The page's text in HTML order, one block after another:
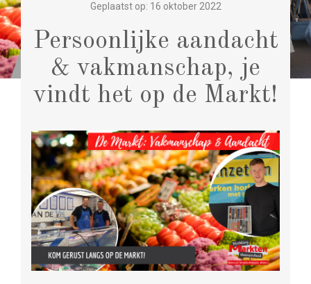
Geplaatst op: 16 oktober 2022
Persoonlijke aandacht
& vakmanschap, je
vindt het op de Markt!